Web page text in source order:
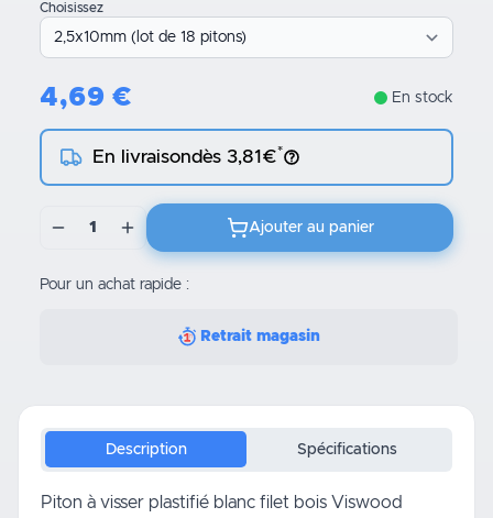
Choisissez
4,69 € En stock
En livraisondès 3,81€*
1 Ajouter au panier
Pour un achat rapide :
Retrait magasin
Description Spécifications
Piton à visser plastifié blanc filet bois Viswood